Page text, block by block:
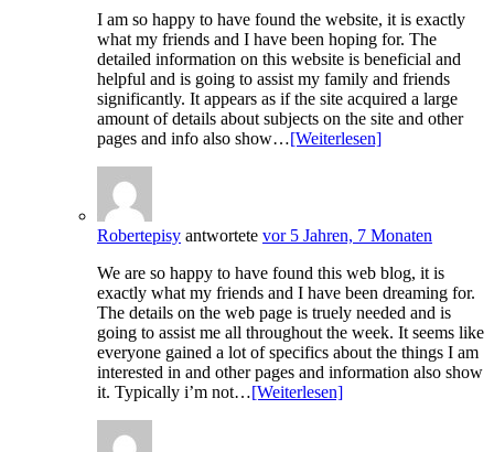
I am so happy to have found the website, it is exactly
what my friends and I have been hoping for. The
detailed information on this website is beneficial and
helpful and is going to assist my family and friends
significantly. It appears as if the site acquired a large
amount of details about subjects on the site and other
pages and info also show…[Weiterlesen]
Robertepisy antwortete vor 5 Jahren, 7 Monaten
We are so happy to have found this web blog, it is
exactly what my friends and I have been dreaming for.
The details on the web page is truely needed and is
going to assist me all throughout the week. It seems like
everyone gained a lot of specifics about the things I am
interested in and other pages and information also show
it. Typically i’m not…[Weiterlesen]